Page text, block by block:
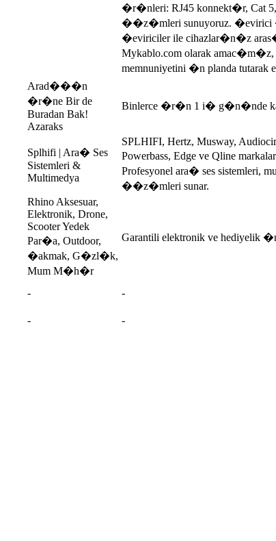
�r�nleri: RJ45 konnekt�r, Cat 5,
��z�mleri sunuyoruz. �evirici
�eviriciler ile cihazlar�n�z
Mykablo.com olarak
memnuniyetini �n planda
Arad���n
�r�ne Bir de
Buradan Bak!
Azaraks
Binlerce �r�n 1 i� g�n�nde
Splhifi | Ara� Ses
Sistemleri &
Multimedya
SPLHIFI, Hertz, Musway,
Powerbass, Edge ve Qline
Profesyonel ara� ses sistemleri,
��z�mleri sunar.
Rhino Aksesuar,
Elektronik, Drone,
Scooter Yedek
Par�a, Outdoor,
�akmak, G�zl�k,
Mum M�h�r
Garantili elektronik ve
- -
- -